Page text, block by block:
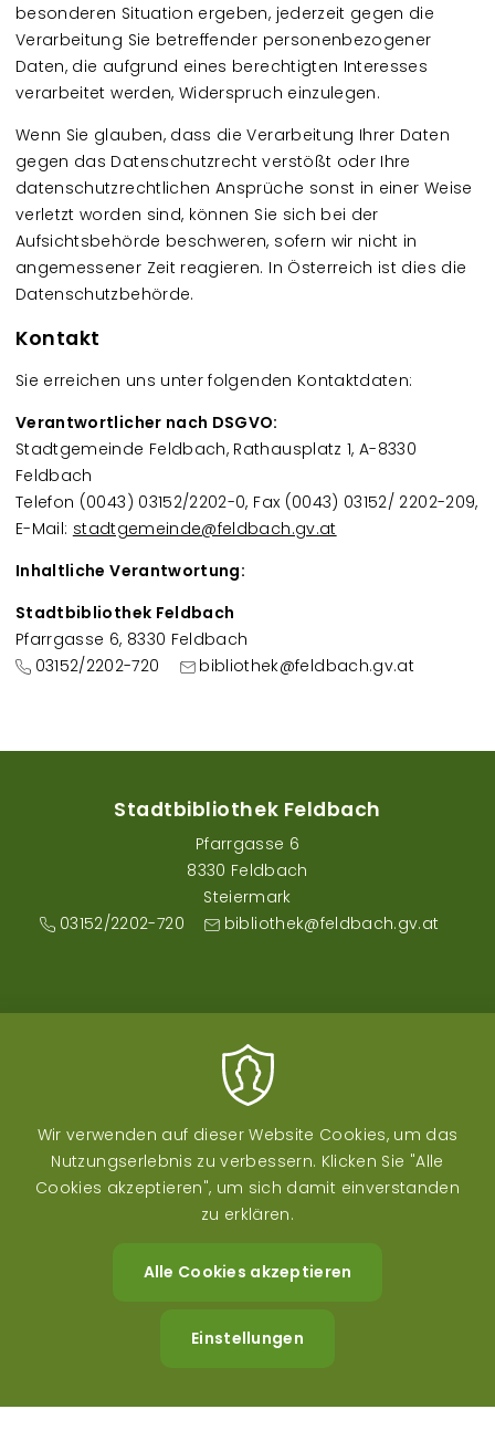
besonderen Situation ergeben, jederzeit gegen die
Verarbeitung Sie betreffender personenbezogener
Daten, die aufgrund eines berechtigten Interesses
verarbeitet werden, Widerspruch einzulegen.
Wenn Sie glauben, dass die Verarbeitung Ihrer Daten
gegen das Datenschutzrecht verstößt oder Ihre
datenschutzrechtlichen Ansprüche sonst in einer Weise
verletzt worden sind, können Sie sich bei der
Aufsichtsbehörde beschweren, sofern wir nicht in
angemessener Zeit reagieren. In Österreich ist dies die
Datenschutzbehörde.
Kontakt
Sie erreichen uns unter folgenden Kontaktdaten:
Verantwortlicher nach DSGVO:
Stadtgemeinde Feldbach, Rathausplatz 1, A-8330
Feldbach
Telefon (0043) 03152/2202-0, Fax (0043) 03152/ 2202-209,
E-Mail: stadtgemeinde@feldbach.gv.at
Inhaltliche Verantwortung:
Stadtbibliothek Feldbach
Pfarrgasse 6, 8330 Feldbach
03152/2202-720
bibliothek@feldbach.gv.at
Stadtbibliothek Feldbach
Pfarrgasse 6
8330 Feldbach
Steiermark
03152/2202-720
bibliothek@feldbach.gv.at
Image
Wir verwenden auf dieser Website Cookies, um das
Nutzungserlebnis zu verbessern. Klicken Sie "Alle
Cookies akzeptieren", um sich damit einverstanden
zu erklären.
Alle Cookies akzeptieren
Einstellungen